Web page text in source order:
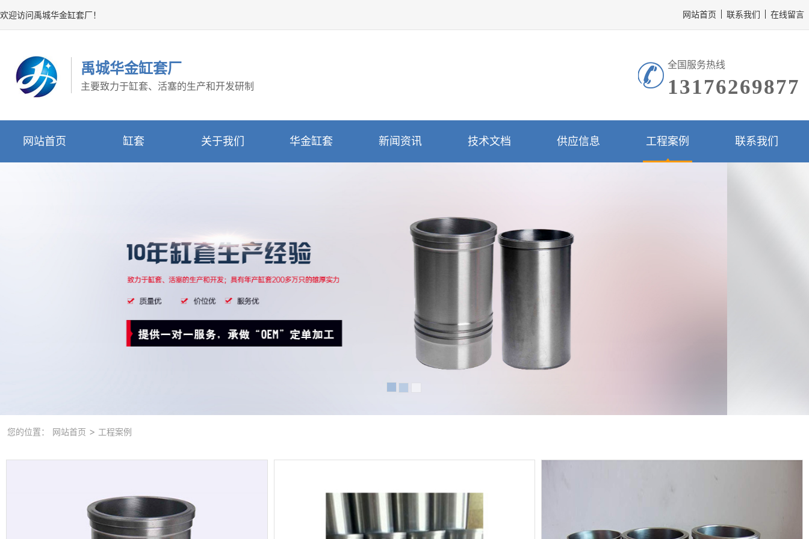
欢迎访问禹城华金缸套厂！ 网站首页 联系我们 在线留言
禹城华金缸套厂
主要致力于缸套、活塞的生产和开发研制
全国服务热线
13176269877
网站首页 缸套 关于我们 华金缸套 新闻资讯 技术文档 供应信息 工程案例 联系我们
您的位置： 网站首页 > 工程案例